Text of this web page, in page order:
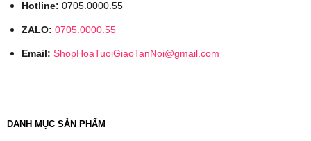
Hotline: 0705.0000.55
ZALO: 0705.0000.55
Email: ShopHoaTuoiGiaoTanNoi@gmail.com
DANH MỤC SẢN PHẨM